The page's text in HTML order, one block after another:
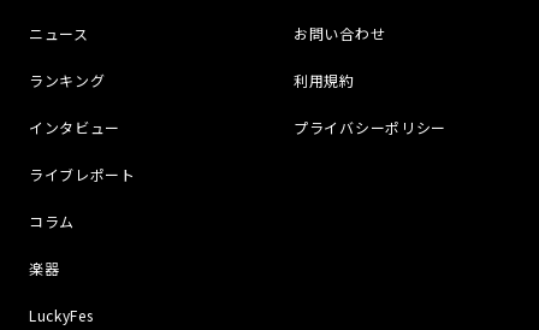
ニュース
ランキング
インタビュー
ライブレポート
コラム
楽器
LuckyFes
お問い合わせ
利用規約
プライバシーポリシー